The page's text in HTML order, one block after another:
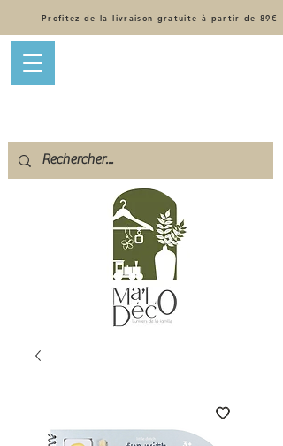
Profitez de la livraison gratuite à partir de 89€